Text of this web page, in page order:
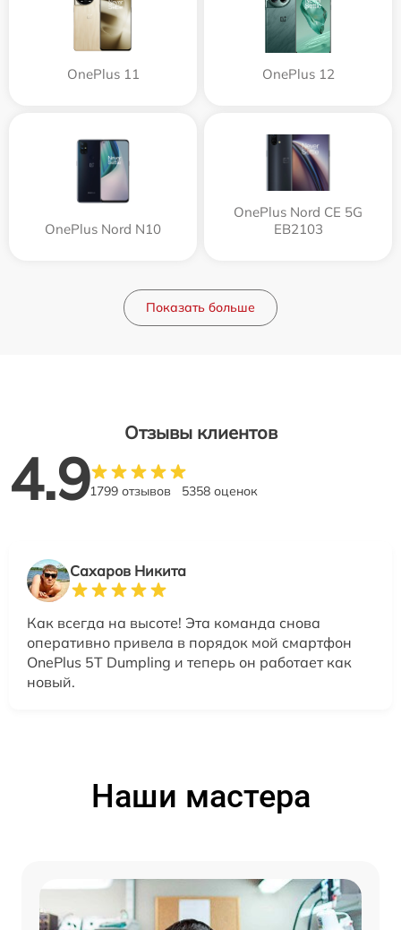
OnePlus 11 OnePlus 12
OnePlus Nord N10
OnePlus Nord CE 5G
EB2103
Показать больше
Отзывы клиентов
4.91799 отзывов 5358 оценок
Сахаров Никита
Как всегда на высоте! Эта команда снова
оперативно привела в порядок мой смартфон
OnePlus 5T Dumpling и теперь он работает как
новый.
Наши мастера